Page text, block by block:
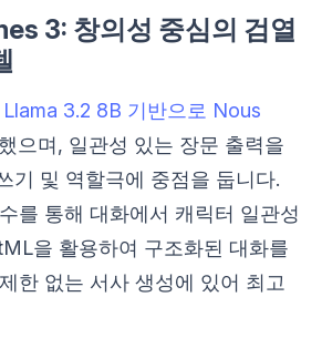
3: 창의성 중심의 검열
Llama 3.2 8B 기반으로 Nous
했으며, 일관성 있는 장문 출력을
기 및 역할극에 중점을 둡니다.
를 통해 대화에서 캐릭터 일관성
을 활용하여 구조화된 대화를
한 없는 서사 생성에 있어 최고